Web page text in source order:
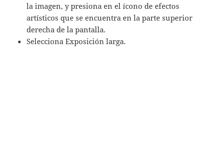
la imagen, y presiona en el ícono de efectos
artísticos que se encuentra en la parte superior
derecha de la pantalla.
Selecciona Exposición larga.